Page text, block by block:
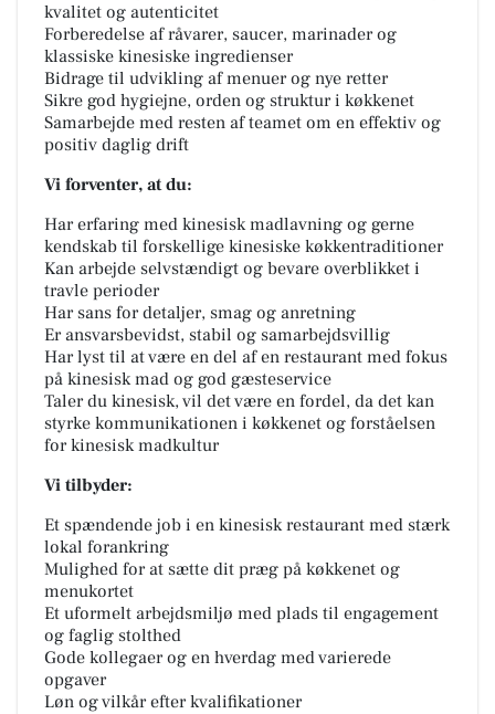
kvalitet og autenticitet
Forberedelse af råvarer, saucer, marinader og
klassiske kinesiske ingredienser
Bidrage til udvikling af menuer og nye retter
Sikre god hygiejne, orden og struktur i køkkenet
Samarbejde med resten af teamet om en effektiv og
positiv daglig drift
Vi forventer, at du:
Har erfaring med kinesisk madlavning og gerne
kendskab til forskellige kinesiske køkkentraditioner
Kan arbejde selvstændigt og bevare overblikket i
travle perioder
Har sans for detaljer, smag og anretning
Er ansvarsbevidst, stabil og samarbejdsvillig
Har lyst til at være en del af en restaurant med fokus
på kinesisk mad og god gæsteservice
Taler du kinesisk, vil det være en fordel, da det kan
styrke kommunikationen i køkkenet og forståelsen
for kinesisk madkultur
Vi tilbyder:
Et spændende job i en kinesisk restaurant med stærk
lokal forankring
Mulighed for at sætte dit præg på køkkenet og
menukortet
Et uformelt arbejdsmiljø med plads til engagement
og faglig stolthed
Gode kollegaer og en hverdag med varierede
opgaver
Løn og vilkår efter kvalifikationer